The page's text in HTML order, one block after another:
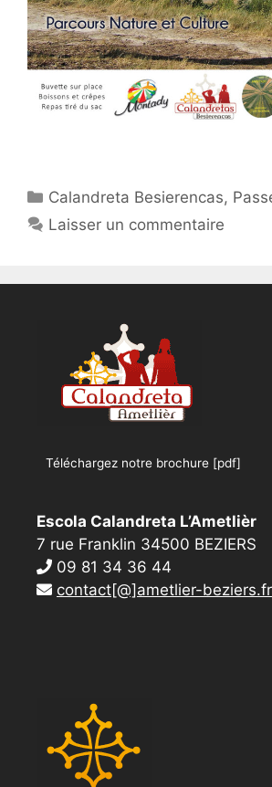
Catégories
Calandreta Besierencas,
Laisser un commentaire
Téléchargez notre brochure [pdf]
Escola Calandreta L’Ametlièr
7 rue Franklin 34500 BEZIERS
09 81 34 36 44
contact[@]ametlier-beziers.fr